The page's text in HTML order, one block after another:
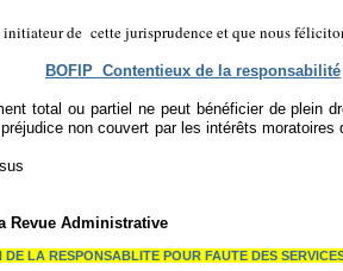
de cette jurisprudence et que nous
BOFIP Contentieux de la responsabilité
total ou partiel ne peut bénéficier de plein
non couvert par les intérêts
Revue Administrative
LA RESPONSABLITE POUR FAUTE DES